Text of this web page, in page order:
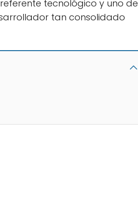
tecnológico y uno de
tan consolidado